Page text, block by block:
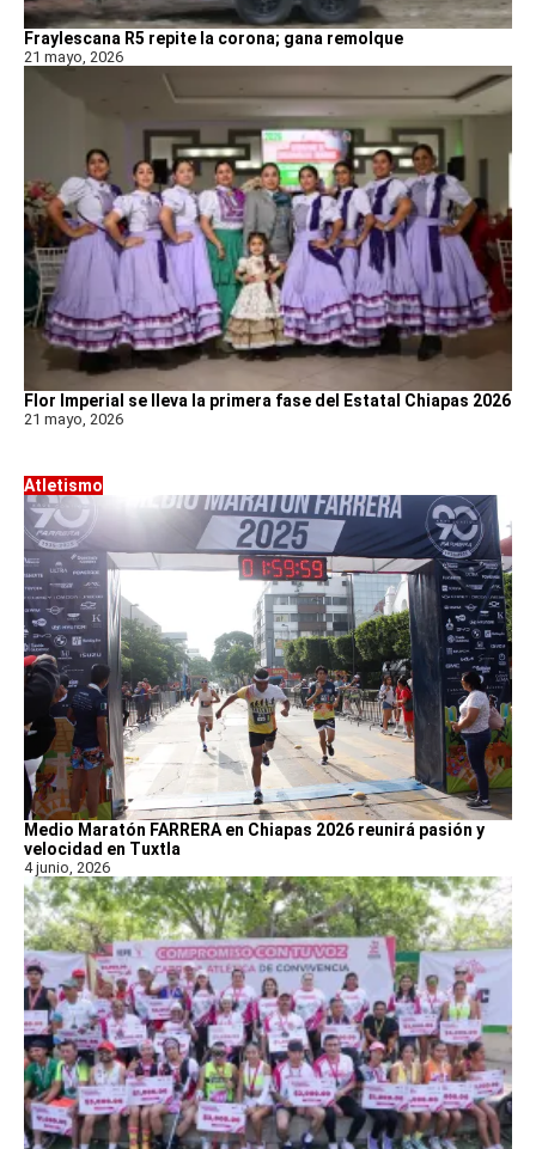
Fraylescana R5 repite la corona; gana remolque
21 mayo, 2026
Flor Imperial se lleva la primera fase del Estatal Chiapas 2026
21 mayo, 2026
Atletismo
Medio Maratón FARRERA en Chiapas 2026 reunirá pasión y
velocidad en Tuxtla
4 junio, 2026